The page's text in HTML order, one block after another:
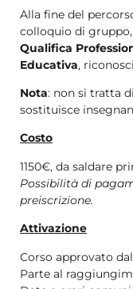
Alla fine del
colloquio di
Qualifica
Educativa,
Nota: non si tratta
sostituisce
Costo
1150€, da saldare
Possibilità di
preiscrizione.
Attivazione
Corso approvato
Parte al